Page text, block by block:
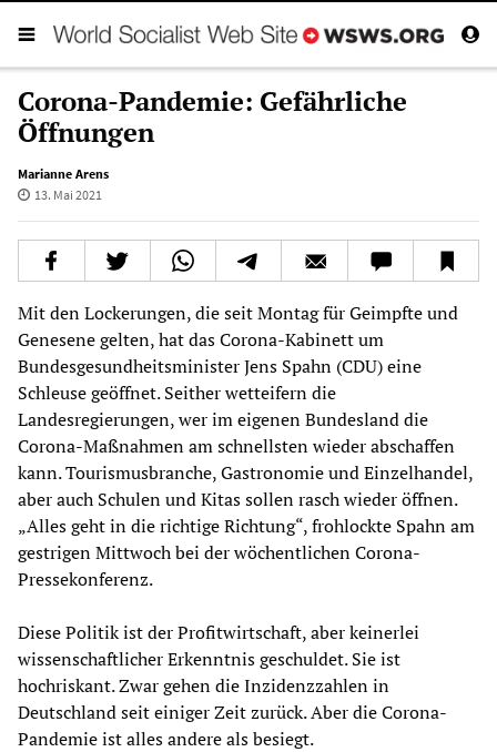
Corona-Pandemie: Gefährliche
Öffnungen
Marianne Arens
13. Mai 2021
Mit den Lockerungen, die seit Montag für Geimpfte und
Genesene gelten, hat das Corona-Kabinett um
Bundesgesundheitsminister Jens Spahn (CDU) eine
Schleuse geöffnet. Seither wetteifern die
Landesregierungen, wer im eigenen Bundesland die
Corona-Maßnahmen am schnellsten wieder abschaffen
kann. Tourismusbranche, Gastronomie und Einzelhandel,
aber auch Schulen und Kitas sollen rasch wieder öffnen.
„Alles geht in die richtige Richtung“, frohlockte Spahn am
gestrigen Mittwoch bei der wöchentlichen Corona-
Pressekonferenz.
Diese Politik ist der Profitwirtschaft, aber keinerlei
wissenschaftlicher Erkenntnis geschuldet. Sie ist
hochriskant. Zwar gehen die Inzidenzzahlen in
Deutschland seit einiger Zeit zurück. Aber die Corona-
Pandemie ist alles andere als besiegt.